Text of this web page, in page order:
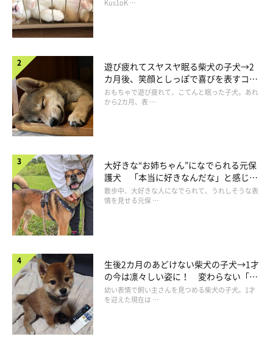
＊ ＊ ?? 寝ながら走るりんご郎（笑） ＊ ＊ #りんご郎 #柴犬
好きな人と繋がりたい #柴犬マニア #いぬすたぐらむ #犬の
いる暮らし #柴犬 #柴犬の赤ちゃん#柴犬部 #柴犬りんご郎#
いぬバカ#shiba#shibainu#赤柴 #三重柴部 #りんご郎成長記
録#しばすたぐらむ#柴犬の癒し#三重柴犬 #仔犬 #柴犬友達募
集中 #シバフル #柴犬好きさんと繋がりたい
柴犬 りんご郎さん(@ringorogram)がシェアした投稿 -
のかなあ♪ りんご郎ちゃんのかわいい姿は、こちらの動画でご
覧くださいね↑↑
参照／Instagram（@ringorogram
長！
Kus1oK …
遊び疲れてスヤスヤ眠る柴犬の子犬→2
カ月後、笑顔としっぽで喜びを表すコに
成長！
おもちゃで遊び疲れて、こてんと眠った子犬。あれ
から2カ月、表 …
大好きな“お姉ちゃん”になでられる元保
護犬 「本当に好きなんだな」と感じる
表情にほっこり
散歩中、大好きな人になでられて、うれしそうな表
情を見せる元保 …
生後2カ月のあどけない柴犬の子犬→1才
の今は凛々しい姿に！ 変わらない「く
りくりおめめ」にもほっこり
幼い表情で飼い主さんを見つめる柴犬の子犬。1才
を迎えた現在は …